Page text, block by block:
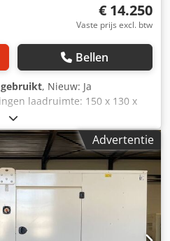
€ 14.250
Vaste prijs excl. btw
Bellen
gebruikt, Nieuw: Ja
laadruimte: 150 x 130 x
contact op met Team DPX
Acjznr Dbs Hock
Advertentie